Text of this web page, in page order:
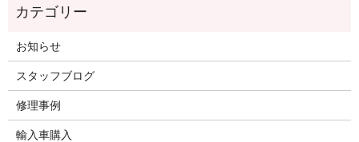
お知らせ
スタッフブログ
修理事例
輸入車購入